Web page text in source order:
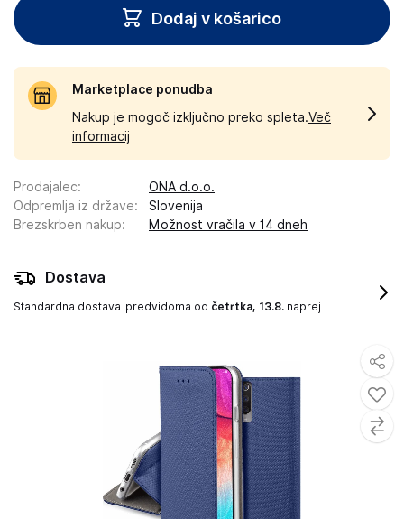
Dodaj v košarico
Marketplace ponudba
Nakup je mogoč izključno preko spleta.Več
informacij
Prodajalec:
ONA d.o.o.
Odpremlja iz države:
Slovenija
Brezskrben nakup: Možnost vračila v 14 dneh
Dostava
Standardna dostava predvidoma od četrtka, 13.8. naprej